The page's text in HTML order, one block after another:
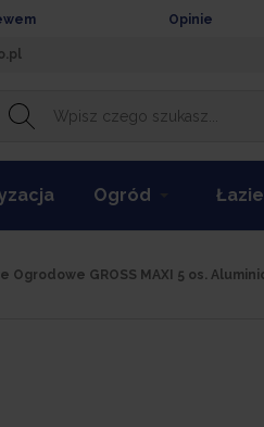
Opinie
Ogród
Ogrodowe GROSS MAXI 5 os.